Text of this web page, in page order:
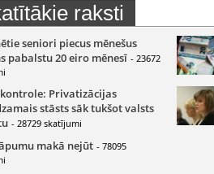
raksti
seniori piecus mēnešus
pabalstu 20 eiro mēnesī - 23672
Privatizācijas
stāsts sāk tukšot valsts
- 28729 skatījumi
makā nejūt - 78095